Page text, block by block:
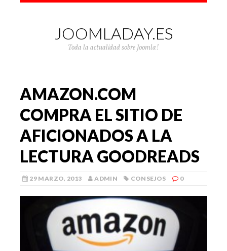
JOOMLADAY.ES
Toda la actualidad sobre Joomla!
AMAZON.COM
COMPRA EL SITIO DE
AFICIONADOS A LA
LECTURA GOODREADS
29 MARZO, 2013 ADMIN CONSEJOS 0